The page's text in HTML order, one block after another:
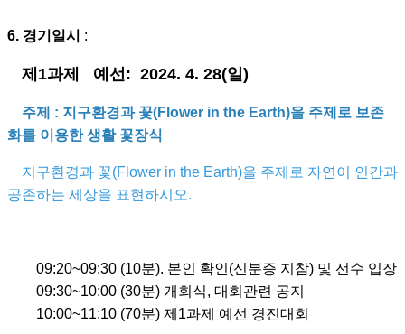
6. 경기일시 :
제 1과제 예선: 2024. 4. 28(일)
주제 : 지구환경과 꽃(Flower in the Earth)을 주제로 보존
화를 이용한 생활 꽃장식
지구환경과 꽃(Flower in the Earth)을 주제로 자연이 인간과
공존하는 세상을 표현하시오.
09:20~09:30 (10분). 본인 확인(신분증 지참) 및 선수 입장
09:30~10:00 (30분) 개회식, 대회관련 공지
10:00~11:10 (70분) 제1과제 예선 경진대회